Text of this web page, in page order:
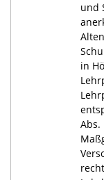
und
in
Abs.